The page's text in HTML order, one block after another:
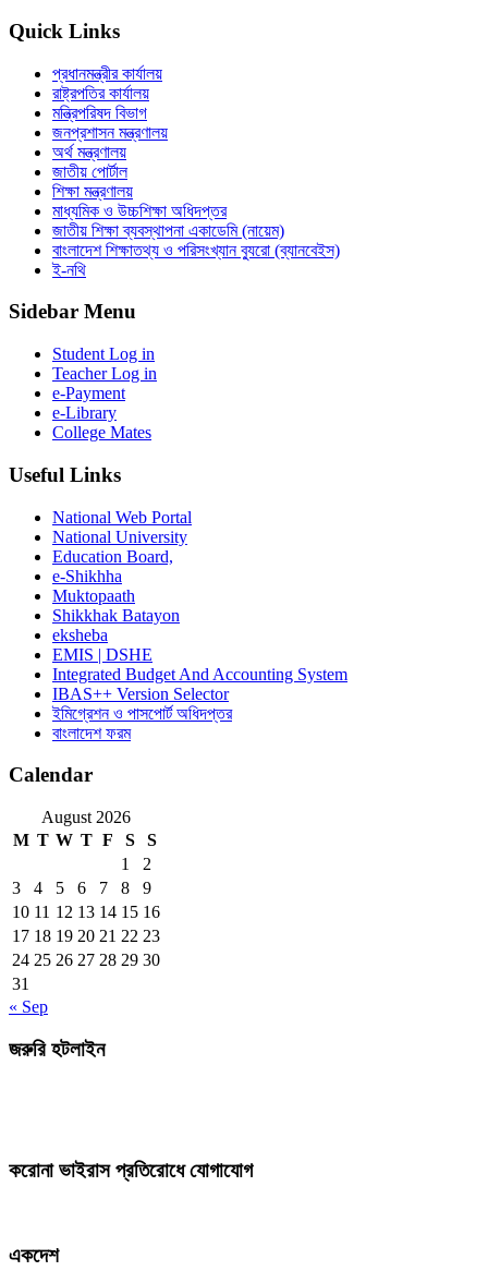
Quick Links
প্রধানমন্ত্রীর কার্যালয়
রাষ্ট্রপতির কার্যালয়
মন্ত্রিপরিষদ বিভাগ
জনপ্রশাসন মন্ত্রণালয়
অর্থ মন্ত্রণালয়
জাতীয় পোর্টাল
শিক্ষা মন্ত্রণালয়
মাধ্যমিক ও উচ্চশিক্ষা অধিদপ্তর
জাতীয় শিক্ষা ব্যবস্থাপনা একাডেমি (নায়েম)
বাংলাদেশ শিক্ষাতথ্য ও পরিসংখ্যান ব্যুরো (ব্যানবেইস)
ই-নথি
Sidebar Menu
Student Log in
Teacher Log in
e-Payment
e-Library
College Mates
Useful Links
National Web Portal
National University
Education Board,
e-Shikhha
Muktopaath
Shikkhak Batayon
eksheba
EMIS | DSHE
Integrated Budget And Accounting System
IBAS++ Version Selector
ইমিগ্রেশন ও পাসপোর্ট অধিদপ্তর
বাংলাদেশ ফরম
Calendar
August 2026
M T W T F S
S
1
2
3
4 5 6 7 8
9
10 11 12 13 14 15 16
17 18 19 20 21 22 23
24 25 26 27 28 29 30
31
« Sep
জরুরি হটলাইন
করোনা ভাইরাস প্রতিরোধে যোগাযোগ
একদেশ